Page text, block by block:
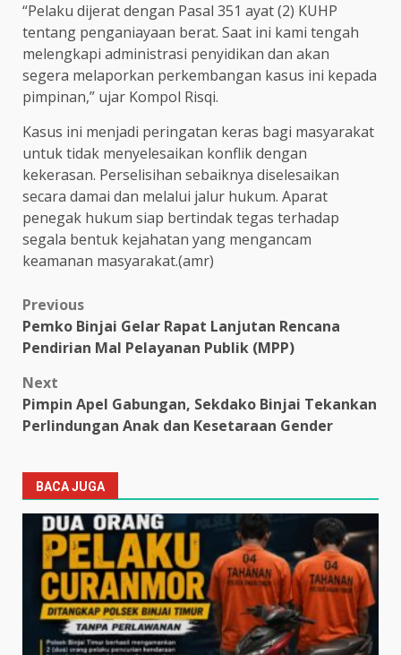
“Pelaku dijerat dengan Pasal 351 ayat (2) KUHP
tentang penganiayaan berat. Saat ini kami tengah
melengkapi administrasi penyidikan dan akan
segera melaporkan perkembangan kasus ini kepada
pimpinan,” ujar Kompol Risqi.
Kasus ini menjadi peringatan keras bagi masyarakat
untuk tidak menyelesaikan konflik dengan
kekerasan. Perselisihan sebaiknya diselesaikan
secara damai dan melalui jalur hukum. Aparat
penegak hukum siap bertindak tegas terhadap
segala bentuk kejahatan yang mengancam
keamanan masyarakat.(amr)
Post
navigation
Previous
Pemko Binjai Gelar Rapat Lanjutan Rencana
Pendirian Mal Pelayanan Publik (MPP)
Next
Pimpin Apel Gabungan, Sekdako Binjai Tekankan
Perlindungan Anak dan Kesetaraan Gender
BACA JUGA